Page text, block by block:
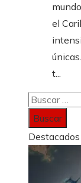
el
t...
Buscar:
Destacados